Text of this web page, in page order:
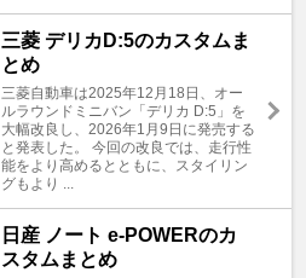
三菱 デリカD:5のカスタムま
とめ
三菱自動車は2025年12月18日、オー
ルラウンドミニバン「デリカ D:5」を
大幅改良し、2026年1月9日に発売する
と発表した。 今回の改良では、走行性
能をより高めるとともに、スタイリン
グもより ...
日産 ノート e-POWERのカ
スタムまとめ